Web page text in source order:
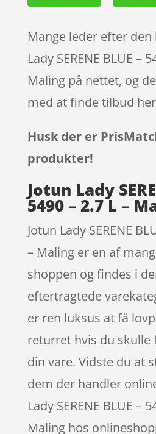
Mange leder efter den
Lady SERENE BLUE –
Maling på nettet, og
med at finde tilbud
Husk der er
produkter!
Jotun Lady
5490 – 2.7 L –
Jotun Lady SERENE
– Maling er en af
shoppen og findes i
eftertragtede
er ren luksus at få
returret hvis du
din vare. Vidste du at
dem der handler
Lady SERENE BLUE –
Maling hos